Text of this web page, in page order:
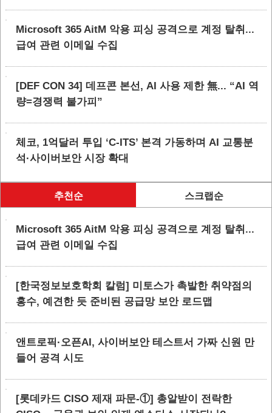
Microsoft 365 AitM 악용 피싱 공격으로 계정 탈취...
급여 관련 이메일 수집
[DEF CON 34] 데프콘 본선, AI 사용 제한 無... “AI 역
량=경쟁력 불가피”
체코, 1억달러 투입 ‘C-ITS’ 본격 가동하며 AI 교통분
석·사이버보안 시장 확대
추천순 스크랩순
Microsoft 365 AitM 악용 피싱 공격으로 계정 탈취...
급여 관련 이메일 수집
[한국정보보호학회 칼럼] 미토스가 촉발한 취약점의
홍수, 예견한 듯 준비된 공급망 보안 로드맵
앤트로픽·오픈AI, 사이버보안 테스트서 가짜 신원 만
들어 공격 시도
[롯데카드 CISO 제재 파문-①] 총알받이 전락한